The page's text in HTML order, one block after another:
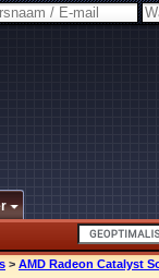
> AMD Radeon Catalyst